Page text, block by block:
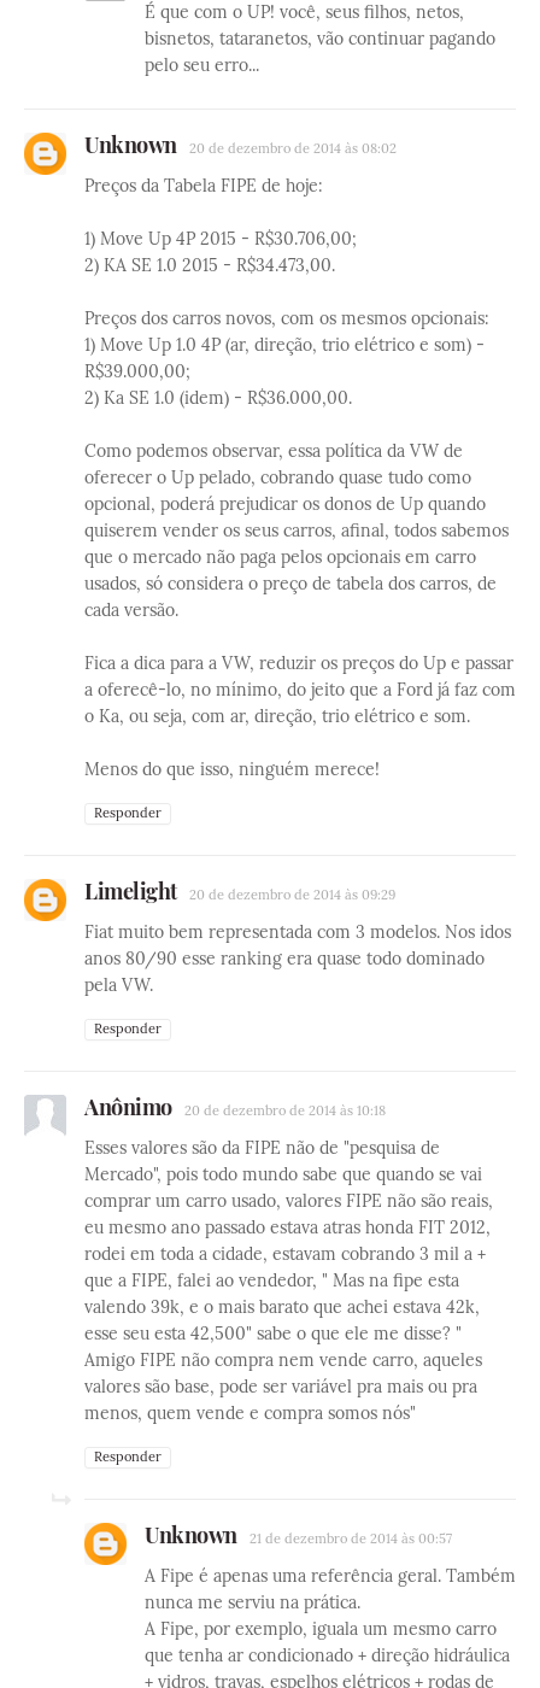
É que com o UP! você, seus filhos, netos,
bisnetos, tataranetos, vão continuar pagando
pelo seu erro...
Unknown 20 de dezembro de 2014 às 08:02
Preços da Tabela FIPE de hoje:
1) Move Up 4P 2015 - R$30.706,00;
2) KA SE 1.0 2015 - R$34.473,00.
Preços dos carros novos, com os mesmos opcionais:
1) Move Up 1.0 4P (ar, direção, trio elétrico e som) -
R$39.000,00;
2) Ka SE 1.0 (idem) - R$36.000,00.
Como podemos observar, essa política da VW de
oferecer o Up pelado, cobrando quase tudo como
opcional, poderá prejudicar os donos de Up quando
quiserem vender os seus carros, afinal, todos sabemos
que o mercado não paga pelos opcionais em carro
usados, só considera o preço de tabela dos carros, de
cada versão.
Fica a dica para a VW, reduzir os preços do Up e passar
a oferecê-lo, no mínimo, do jeito que a Ford já faz com
o Ka, ou seja, com ar, direção, trio elétrico e som.
Menos do que isso, ninguém merece!
Responder
Limelight 20 de dezembro de 2014 às 09:29
Fiat muito bem representada com 3 modelos. Nos idos
anos 80/90 esse ranking era quase todo dominado
pela VW.
Responder
Anônimo 20 de dezembro de 2014 às 10:18
Esses valores são da FIPE não de "pesquisa de
Mercado", pois todo mundo sabe que quando se vai
comprar um carro usado, valores FIPE não são reais,
eu mesmo ano passado estava atras honda FIT 2012,
rodei em toda a cidade, estavam cobrando 3 mil a +
que a FIPE, falei ao vendedor, " Mas na fipe esta
valendo 39k, e o mais barato que achei estava 42k,
esse seu esta 42,500" sabe o que ele me disse? "
Amigo FIPE não compra nem vende carro, aqueles
valores são base, pode ser variável pra mais ou pra
menos, quem vende e compra somos nós"
Responder
Unknown 21 de dezembro de 2014 às 00:57
A Fipe é apenas uma referência geral. Também
nunca me serviu na prática.
A Fipe, por exemplo, iguala um mesmo carro
que tenha ar condicionado + direção hidráulica
+ vidros, travas, espelhos elétricos + rodas de